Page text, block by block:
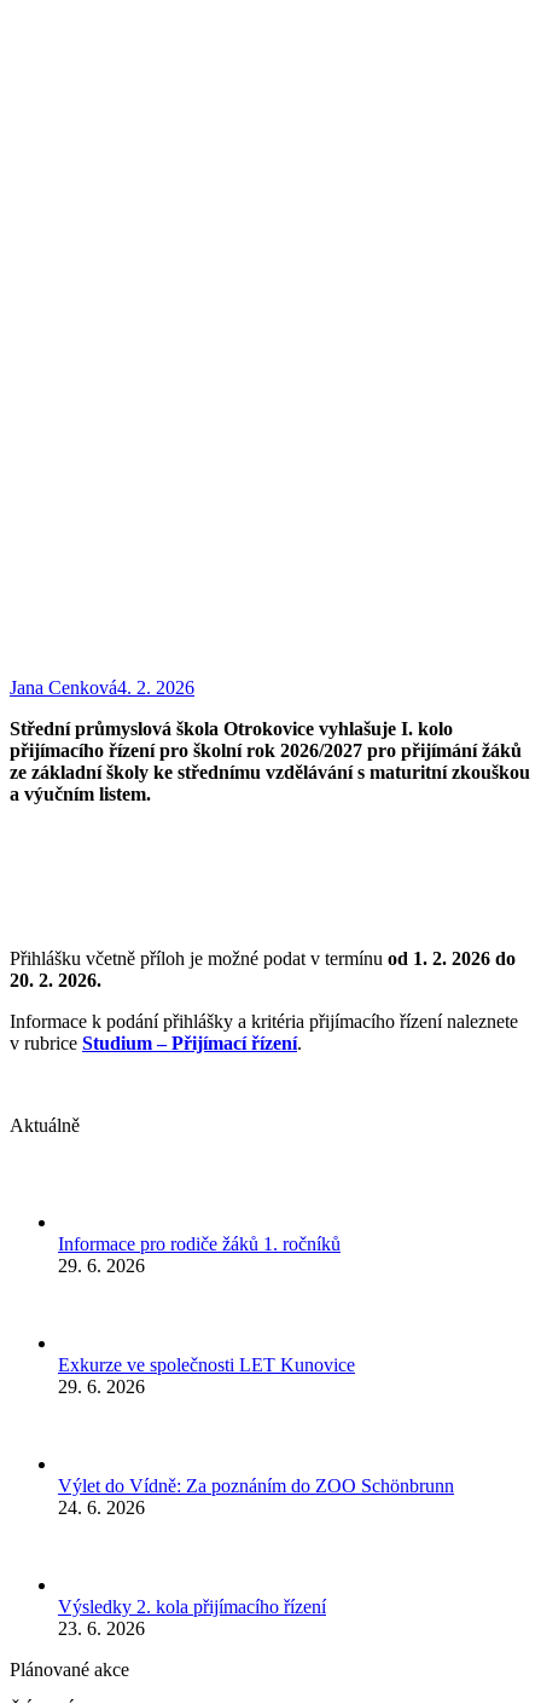
Jana Cenková4. 2. 2026
Střední průmyslová škola Otrokovice vyhlašuje I. kolo
přijímacího řízení pro školní rok 2026/2027 pro přijímání žáků
ze základní školy ke střednímu vzdělávání s maturitní zkouškou
a výučním listem.
Přihlášku včetně příloh je možné podat v termínu od 1. 2. 2026 do
20. 2. 2026.
Informace k podání přihlášky a kritéria přijímacího řízení naleznete
v rubrice Studium – Přijímací řízení.
Aktuálně
Informace pro rodiče žáků 1. ročníků
29. 6. 2026
Exkurze ve společnosti LET Kunovice
29. 6. 2026
Výlet do Vídně: Za poznáním do ZOO Schönbrunn
24. 6. 2026
Výsledky 2. kola přijímacího řízení
23. 6. 2026
Plánované akce